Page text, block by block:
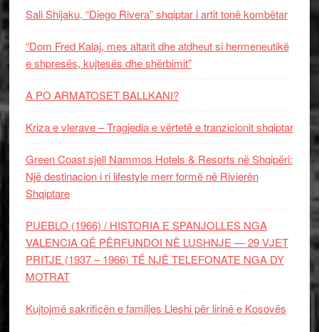
Sali Shijaku, “Diego Rivera” shqiptar i artit tonë kombëtar
“Dom Fred Kalaj, mes altarit dhe atdheut si hermeneutikë
e shpresës, kujtesës dhe shërbimit”
A PO ARMATOSET BALLKANI?
Kriza e vlerave – Tragjedia e vërtetë e tranzicionit shqiptar
Green Coast sjell Nammos Hotels & Resorts në Shqipëri:
Një destinacion i ri lifestyle merr formë në Rivierën
Shqiptare
PUEBLO (1966) / HISTORIA E SPANJOLLES NGA
VALENCIA QË PËRFUNDOI NË LUSHNJE — 29 VJET
PRITJE (1937 – 1966) TË NJË TELEFONATE NGA DY
MOTRAT
Kujtojmë sakrificën e familjes Lleshi për lirinë e Kosovës